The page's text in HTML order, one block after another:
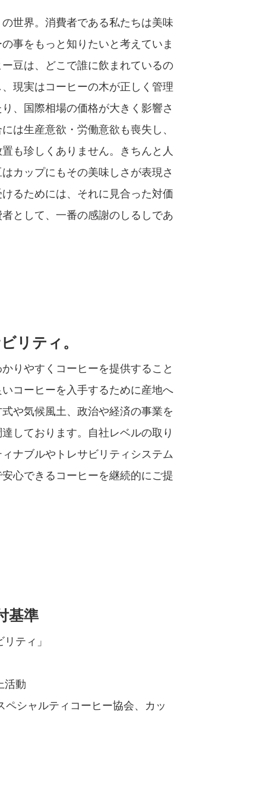
世界。消費者である私たちは美味
事をもっと知りたいと考えていま
豆は、どこで誰に飲まれているの
現実はコーヒーの木が正しく管理
、国際相場の価格が大きく影響さ
は生産意欲・労働意欲も喪失し、
も珍しくありません。きちんと人
カップにもその美味しさが表現さ
るためには、それに見合った対価
として、一番の感謝のしるしであ
リティ。
りやすくコーヒーを提供すること
コーヒーを入手するために産地へ
や気候風土、政治や経済の事業を
しております。自社レベルの取り
ナブルやトレサビリティシステム
心できるコーヒーを継続的にご提
基準
ティ」
活動
シャルティコーヒー協会、カッ